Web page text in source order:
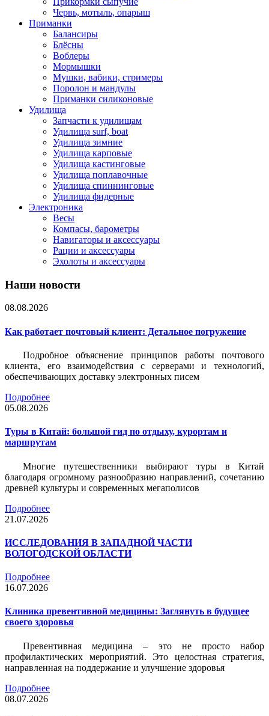
Червь, мотыль, опарыш
Приманки
Балансиры
Блёсны
Воблеры
Мормышки
Мушки, вабики, стримеры
Поролон и мандулы
Приманки силиконовые
Удилища
Запчасти к удилищам
Удилища surf, boat
Удилища зимние
Удилища карповые
Удилища кастинговые
Удилища поплавочные
Удилища спиннинговые
Удилища фидерные
Электроника
Весы
Компасы, барометры
Навигаторы и аксессуары
Рации и аксессуары
Эхолоты и аксессуары
Наши новости
08.08.2026
Как работает почтовый клиент: Детальное погружение
Подробное объяснение принципов работы почтового
клиента, его взаимодействия с серверами и технологий,
обеспечивающих доставку электронных писем
Подробнее
05.08.2026
Туры в Китай: большой гид по отдыху, курортам и
маршрутам
Многие путешественники выбирают туры в Китай
благодаря огромному разнообразию направлений, сочетанию
древней культуры и современных мегаполисов
Подробнее
21.07.2026
ИССЛЕДОВАНИЯ В ЗАПАДНОЙ ЧАСТИ
ВОЛОГОДСКОЙ ОБЛАСТИ
Подробнее
16.07.2026
Клиника превентивной медицины: Заглянуть в будущее
своего здоровья
Превентивная медицина – это не просто набор
профилактических мероприятий. Это целостная стратегия,
направленная на поддержание и улучшение здоровья
Подробнее
08.07.2026